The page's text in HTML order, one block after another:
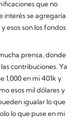
que no
interés se agregaría
esos son los fondos
prensa, donde
contribuciones. Ya
1,000 en mi 401k y
esos mil dólares y
igualar lo que
lo que puse en mi